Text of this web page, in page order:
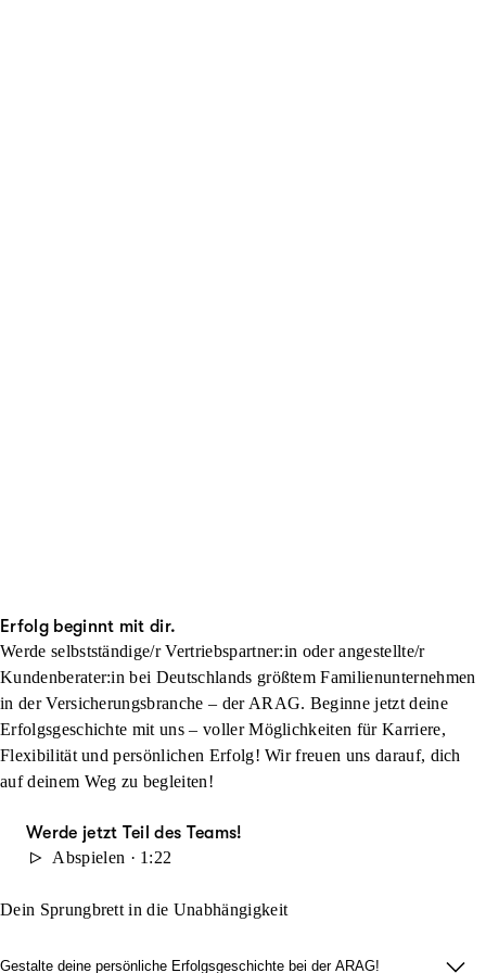
Erfolg beginnt mit dir.
Werde selbstständige/r Vertriebspartner:in oder angestellte/r
Kundenberater:in bei Deutschlands größtem Familienunternehmen
in der Versicherungsbranche – der ARAG. Beginne jetzt deine
Erfolgsgeschichte mit uns – voller Möglichkeiten für Karriere,
Flexibilität und persönlichen Erfolg! Wir freuen uns darauf, dich
auf deinem Weg zu begleiten!
Werde jetzt Teil des Teams!
Abspielen · 1:22
Dein Sprungbrett in die Unabhängigkeit
Gestalte deine persönliche Erfolgsgeschichte bei der ARAG!